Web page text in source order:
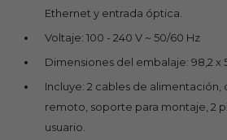
Ethernet y entrada óptica.
Voltaje: 100 - 240 V ~ 50/60 Hz
Dimensiones del embalaje: 98,2 x
Incluye: 2 cables de alimentación,
remoto, soporte para montaje, 2
usuario.